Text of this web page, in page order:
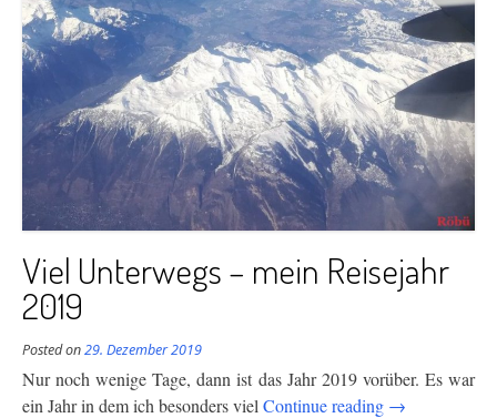
Viel Unterwegs – mein Reisejahr
2019
Posted on29. Dezember 2019
Nur noch wenige Tage, dann ist das Jahr 2019 vorüber. Es war
ein Jahr in dem ich besonders viel Continue reading “Viel
→